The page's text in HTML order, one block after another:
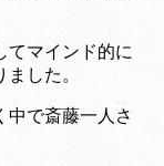
てマインド的に
した。
中で斎藤一人さ